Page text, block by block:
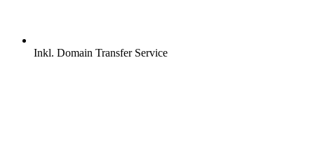
Inkl. Domain Transfer Service